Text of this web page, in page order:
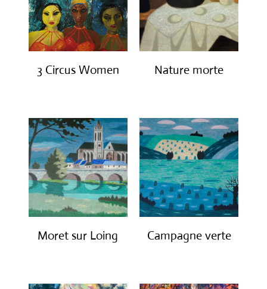
3 Circus Women Nature morte
Moret sur Loing Campagne verte